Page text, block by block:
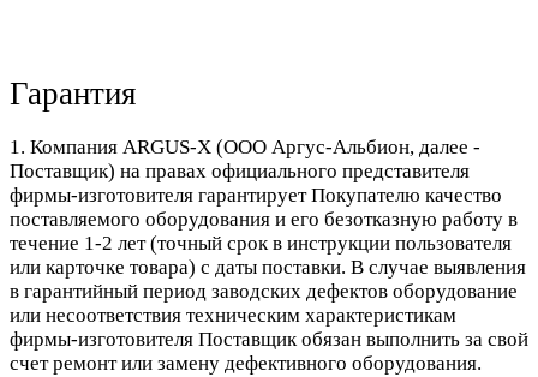
Гарантия
1. Компания ARGUS-X (ООО Аргус-Альбион, далее -
Поставщик) на правах официального представителя
фирмы-изготовителя гарантирует Покупателю качество
поставляемого оборудования и его безотказную работу в
течение 1-2 лет (точный срок в инструкции пользователя
или карточке товара) с даты поставки. В случае выявления
в гарантийный период заводских дефектов оборудование
или несоответствия техническим характеристикам
фирмы-изготовителя Поставщик обязан выполнить за свой
счет ремонт или замену дефективного оборудования.